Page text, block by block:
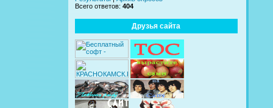
Всего ответов: 404
Друзья сайта